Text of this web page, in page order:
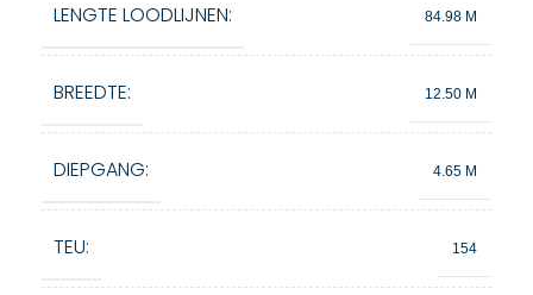
LENGTE LOODLIJNEN: 84.98 M
BREEDTE: 12.50 M
DIEPGANG: 4.65 M
TEU: 154